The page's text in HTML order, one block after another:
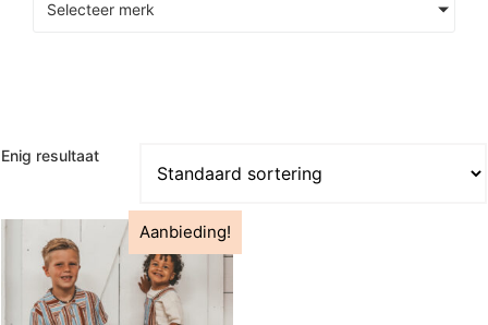
Selecteer merk
Enig resultaat
Aanbieding!